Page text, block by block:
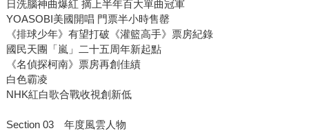
日洗腦神曲爆紅 摘上半年百大單曲冠軍
YOASOBI美國開唱 門票半小時售罄
《排球少年》有望打破《灌籃高手》票房紀錄
國民天團「嵐」二十五周年新起點
《名偵探柯南》票房再創佳績
白色霸凌
NHK紅白歌合戰收視創新低
Section 03 年度風雲人物